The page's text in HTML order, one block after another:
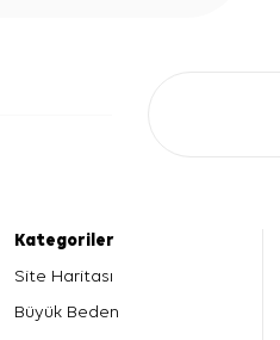
Kategoriler
Site Haritası
Büyük Beden